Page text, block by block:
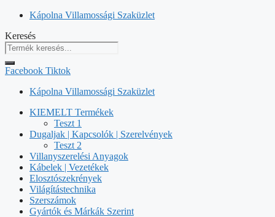
Kilépés
tartalomba
Kápolna Villamossági Szaküzlet
Keresés
Facebook Tiktok
Kápolna Villamossági Szaküzlet
KIEMELT Termékek
Teszt 1
Dugaljak | Kapcsolók | Szerelvények
Teszt 2
Villanyszerelési Anyagok
Kábelek | Vezetékek
Elosztószekrények
Világítástechnika
Szerszámok
Gyártók és Márkák Szerint